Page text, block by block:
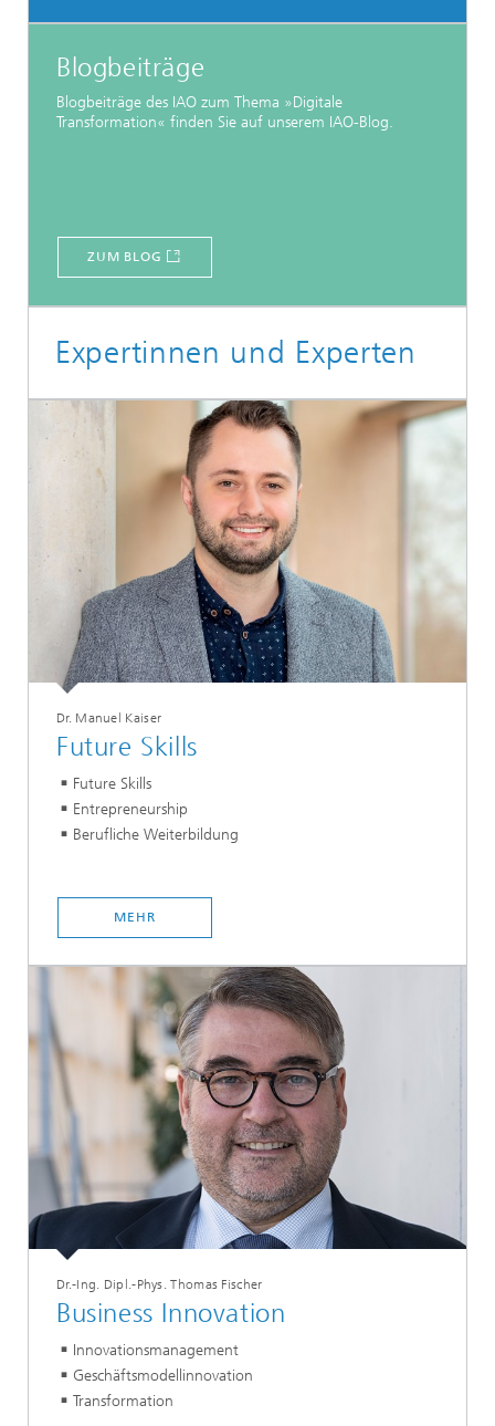
Blogbeiträge
Blogbeiträge des IAO zum Thema »Digitale
Transformation« finden Sie auf unserem IAO-Blog.
ZUM BLOG
Expertinnen und Experten
Dr. Manuel Kaiser
Future Skills
Future Skills
Entrepreneurship
Berufliche Weiterbildung
MEHR
Dr.-Ing. Dipl.-Phys. Thomas Fischer
Business Innovation
Innovationsmanagement
Geschäftsmodellinnovation
Transformation